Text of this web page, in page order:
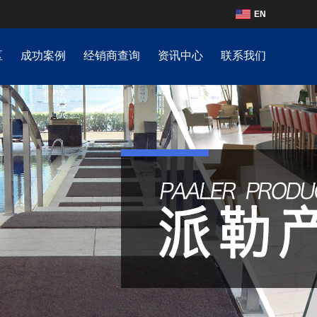
EN
成功案例 经销商查询 资讯中心 联系我们